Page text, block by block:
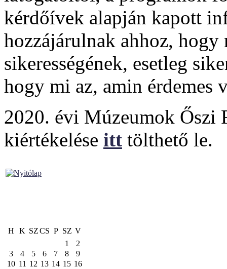
kérdőívek alapján kapott
hozzájárulnak ahhoz,
sikerességének, esetleg
hogy mi az, amin érdemes
2020. évi Múzeumok Őszi
kiértékelése itt tölthető le.
H K SZCS P SZ V
1
2
3
4 5 6 7 8
9
10 11 12 13 14 15 16